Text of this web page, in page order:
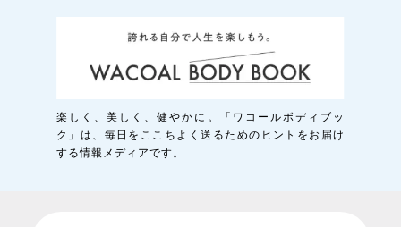
楽しく、美しく、健やかに。「ワコールボディブッ
ク」は、毎日をここちよく送るためのヒントをお届け
する情報メディアです。